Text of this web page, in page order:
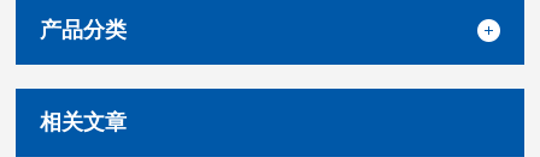
产品分类
相关文章